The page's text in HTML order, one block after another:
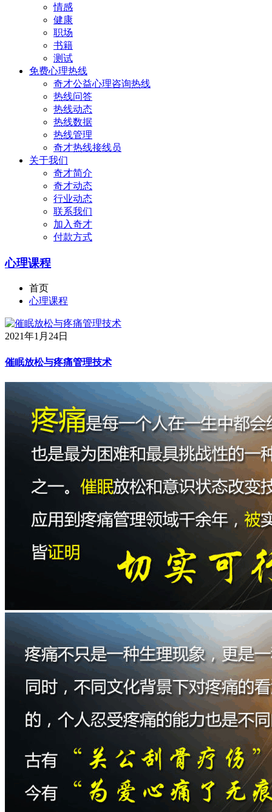
情感
健康
职场
书籍
测试
免费心理热线
奇才公益心理咨询热线
热线问答
热线动态
热线数据
热线管理
奇才热线接线员
关于我们
奇才简介
奇才动态
行业动态
联系我们
加入奇才
付款方式
心理课程
首页
心理课程
2021年1月24日
催眠放松与疼痛管理技术